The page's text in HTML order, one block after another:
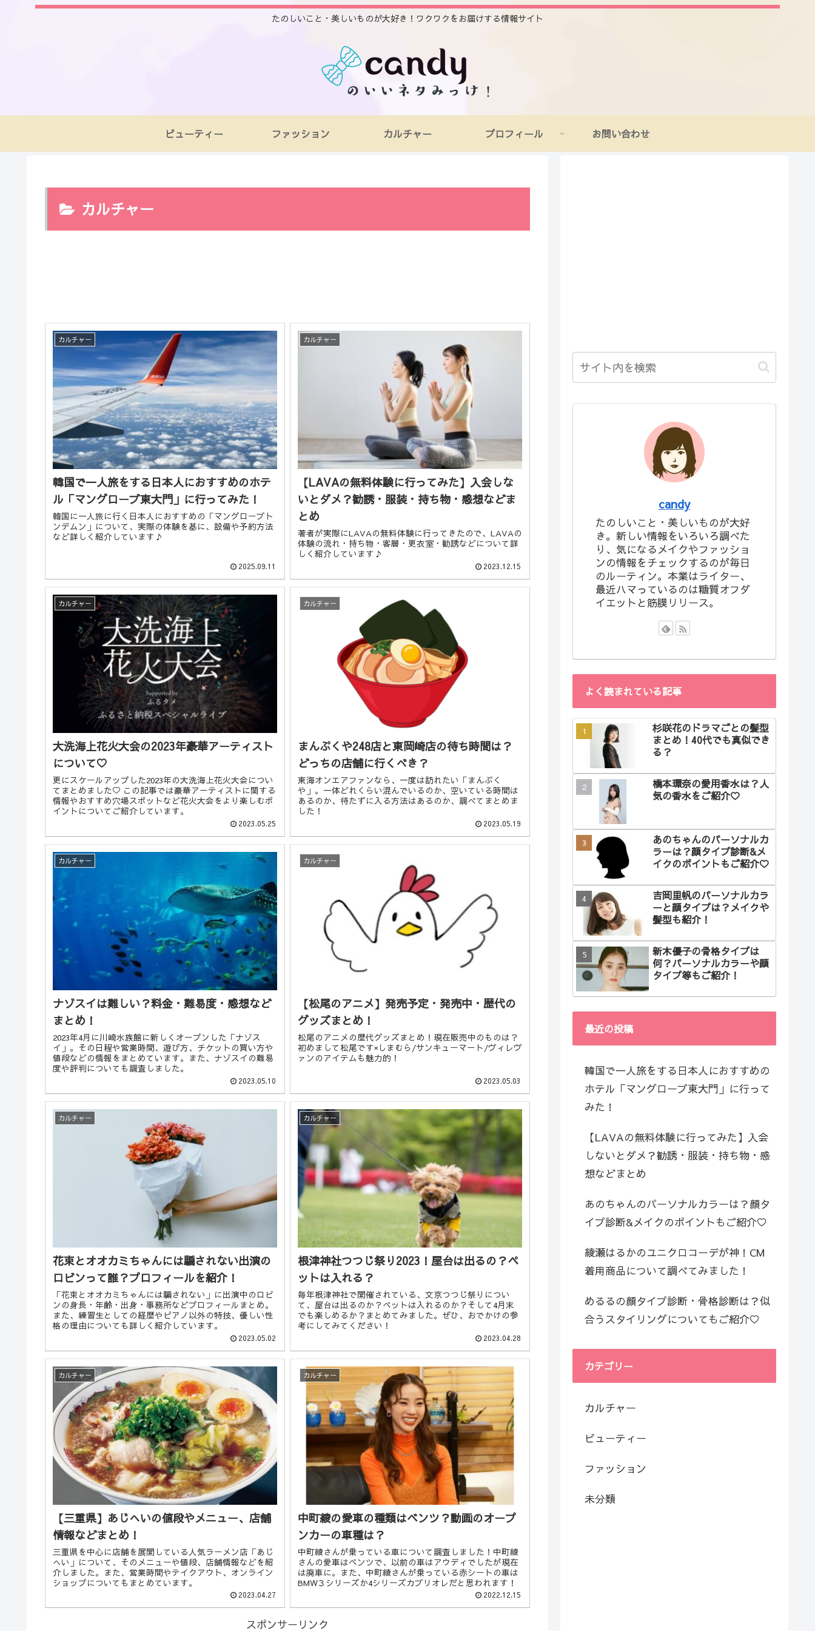
たのしいこと・美しいものが大好き！ワクワクをお届けする情報サイト
ビューティー ファッション カルチャー プロフィール お問い合わせ
カルチャー
カルチャー
韓国で一人旅をする日本人におすすめのホテ
ル「マングローブ東大門」に行ってみた！
韓国に一人旅に行く日本人におすすめの「マングローブト
ンデムン」について、実際の体験を基に、設備や予約方法
など詳しく紹介しています♪
2025.09.11
カルチャー
【LAVAの無料体験に行ってみた】入会しな
いとダメ？勧誘・服装・持ち物・感想などま
とめ
著者が実際にLAVAの無料体験に行ってきたので、LAVAの
体験の流れ・持ち物・客層・更衣室・勧誘などについて詳
しく紹介しています♪
2023.12.15
カルチャー
大洗海上花火大会の2023年豪華アーティスト
について♡
更にスケールアップした2023年の大洗海上花火大会につい
てまとめました♡ この記事では豪華アーティストに関する
情報やおすすめ穴場スポットなど花火大会をより楽しむポ
イントについてご紹介しています。
2023.05.25
カルチャー
まんぷくや248店と東岡崎店の待ち時間は？
どっちの店舗に行くべき？
東海オンエアファンなら、一度は訪れたい「まんぷく
や」。一体どれくらい混んでいるのか、空いている時間は
あるのか、待たずに入る方法はあるのか、調べてまとめま
した！
2023.05.19
カルチャー
ナゾスイは難しい？料金・難易度・感想など
まとめ！
2023年4月に川崎水族館に新しくオープンした「ナゾス
イ」。その日程や営業時間、遊び方、チケットの買い方や
値段などの情報をまとめています。また、ナゾスイの難易
度や評判についても調査しました。
2023.05.10
カルチャー
【松尾のアニメ】発売予定・発売中・歴代の
グッズまとめ！
松尾のアニメの歴代グッズまとめ！現在販売中のものは？
初めまして松尾です×しまむら/サンキューマート/ヴィレヴ
ァンのアイテムも魅力的！
2023.05.03
カルチャー
花束とオオカミちゃんには騙されない出演の
ロビンって誰？プロフィールを紹介！
「花束とオオカミちゃんには騙されない」に出演中のロビ
ンの身長・年齢・出身・事務所などプロフィールまとめ。
また、練習生としての経歴やピアノ以外の特技、優しい性
格の理由についても詳しく紹介しています。
2023.05.02
カルチャー
根津神社つつじ祭り2023！屋台は出るの？ペ
ットは入れる？
毎年根津神社で開催されている、文京つつじ祭りについ
て、屋台は出るのか？ペットは入れるのか？そして4月末
でも楽しめるか？まとめてみました。ぜひ、おでかけの参
考にしてみてください！
2023.04.28
カルチャー
【三重県】あじへいの値段やメニュー、店舗
情報などまとめ！
三重県を中心に店舗を展開している人気ラーメン店「あじ
へい」について、そのメニューや値段、店舗情報などを紹
介しました。また、営業時間やテイクアウト、オンライン
ショップについてもまとめています。
2023.04.27
カルチャー
中町綾の愛車の種類はベンツ？動画のオープ
ンカーの車種は？
中町綾さんが乗っている車について調査しました！中町綾
さんの愛車はベンツで、以前の車はアウディでしたが現在
は廃車に。また、中町綾さんが乗っている赤シートの車は
BMW３シリーズか4シリーズカブリオレだと思われます！
2022.12.15
スポンサーリンク
candy
たのしいこと・美しいものが大好
き。新しい情報をいろいろ調べた
り、気になるメイクやファッショ
ンの情報をチェックするのが毎日
のルーティン。本業はライター、
最近ハマっているのは糖質オフダ
イエットと筋膜リリース。
よく読まれている記事
杉咲花のドラマごとの髪型
まとめ！40代でも真似でき
る？
橋本環奈の愛用香水は？人
気の香水をご紹介♡
あのちゃんのパーソナルカ
ラーは？顔タイプ診断&メ
イクのポイントもご紹介♡
吉岡里帆のパーソナルカラ
ーと顔タイプは？メイクや
髪型も紹介！
新木優子の骨格タイプは
何？パーソナルカラーや顔
タイプ等もご紹介！
最近の投稿
韓国で一人旅をする日本人におすすめの
ホテル「マングローブ東大門」に行って
みた！
【LAVAの無料体験に行ってみた】入会
しないとダメ？勧誘・服装・持ち物・感
想などまとめ
あのちゃんのパーソナルカラーは？顔タ
イプ診断&メイクのポイントもご紹介♡
綾瀬はるかのユニクロコーデが神！CM
着用商品について調べてみました！
めるるの顔タイプ診断・骨格診断は？似
合うスタイリングについてもご紹介♡
カテゴリー
カルチャー
ビューティー
ファッション
未分類